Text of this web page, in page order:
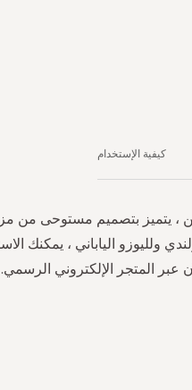
يتميز بتصميم مستوحى من
ولليوزو الياباني ، يمكنك
كيفية الإستخدام